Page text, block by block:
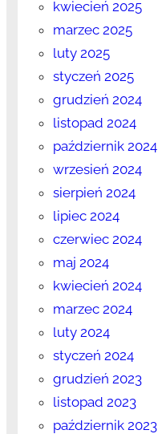
kwiecień 2025
marzec 2025
luty 2025
styczeń 2025
grudzień 2024
listopad 2024
październik 2024
wrzesień 2024
sierpień 2024
lipiec 2024
czerwiec 2024
maj 2024
kwiecień 2024
marzec 2024
luty 2024
styczeń 2024
grudzień 2023
listopad 2023
październik 2023